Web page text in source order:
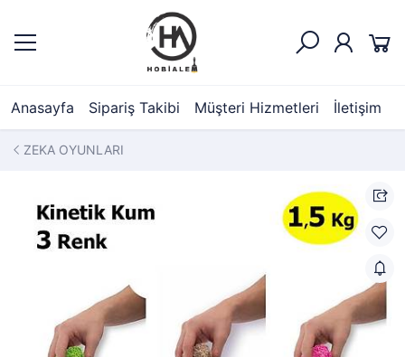
Anasayfa Sipariş Takibi Müşteri Hizmetleri İletişim
ZEKA OYUNLARI